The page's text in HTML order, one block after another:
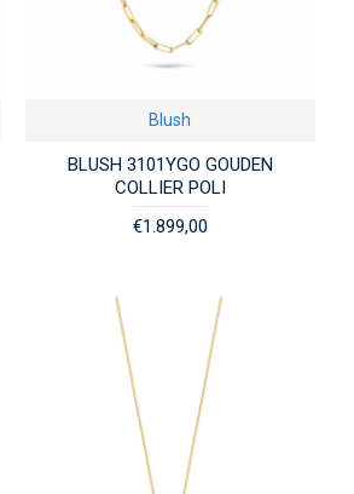
Blush
BLUSH 3101YGO GOUDEN
COLLIER POLI
€1.899,00